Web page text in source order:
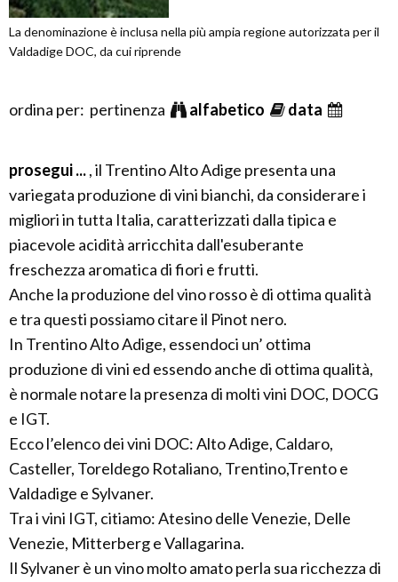
La denominazione è inclusa nella più ampia regione autorizzata per il
Valdadige DOC, da cui riprende
ordina per: pertinenza alfabetico data
prosegui ..., il Trentino Alto Adige presenta una
variegata produzione di vini bianchi, da considerare i
migliori in tutta Italia, caratterizzati dalla tipica e
piacevole acidità arricchita dall'esuberante
freschezza aromatica di fiori e frutti.
Anche la produzione del vino rosso è di ottima qualità
e tra questi possiamo citare il Pinot nero.
In Trentino Alto Adige, essendoci un’ ottima
produzione di vini ed essendo anche di ottima qualità,
è normale notare la presenza di molti vini DOC, DOCG
e IGT.
Ecco l’elenco dei vini DOC: Alto Adige, Caldaro,
Casteller, Toreldego Rotaliano, Trentino,Trento e
Valdadige e Sylvaner.
Tra i vini IGT, citiamo: Atesino delle Venezie, Delle
Venezie, Mitterberg e Vallagarina.
Il Sylvaner è un vino molto amato perla sua ricchezza di